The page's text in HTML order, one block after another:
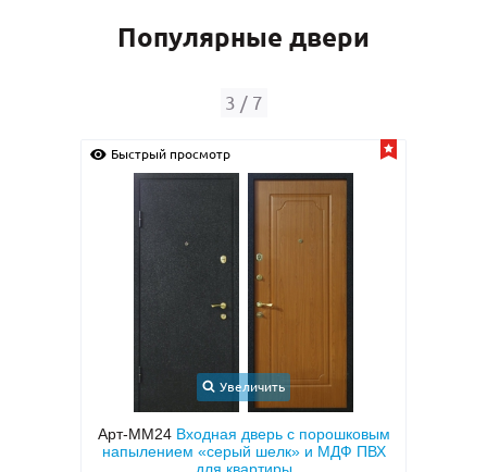
Популярные двери
4 / 7
Быстрый просмотр
Увеличить
Арт-ММ188Входная теплоизоляционная
дверь с коричневыми плитами МДФ с
двух сторон, с узким стеклом и ковкой